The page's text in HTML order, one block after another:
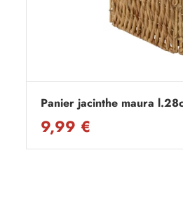
Panier jacinthe maura
9,99 €